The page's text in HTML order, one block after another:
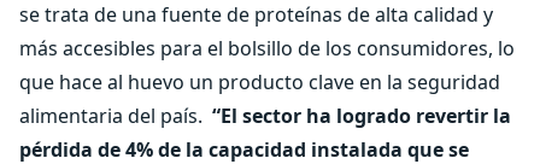
se trata de una fuente de proteínas de alta calidad y
más accesibles para el bolsillo de los consumidores, lo
que hace al huevo un producto clave en la seguridad
alimentaria del país. “El sector ha logrado revertir la
pérdida de 4% de la capacidad instalada que se